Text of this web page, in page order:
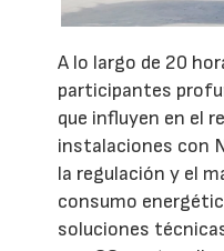
A lo largo de 20
participantes
que influyen en el
instalaciones con
la regulación y el
consumo
soluciones